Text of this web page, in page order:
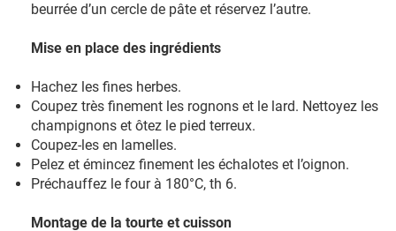
beurrée d’un cercle de pâte et réservez l’autre.
Mise en place des ingrédients
Hachez les fines herbes.
Coupez très finement les rognons et le lard. Nettoyez les
champignons et ôtez le pied terreux.
Coupez-les en lamelles.
Pelez et émincez finement les échalotes et l’oignon.
Préchauffez le four à 180°C, th 6.
Montage de la tourte et cuisson